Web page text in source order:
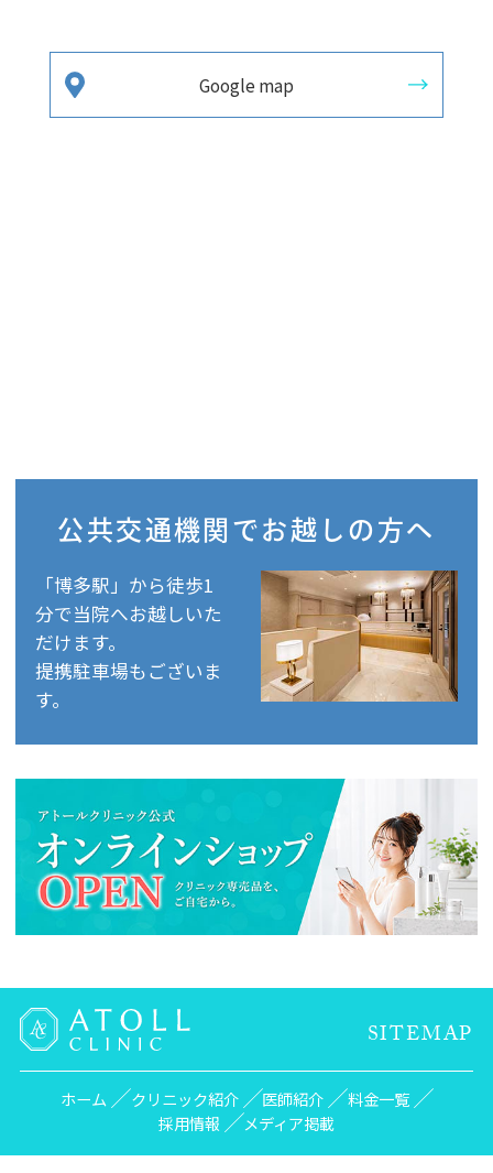
Google map
公共交通機関で お越しの方へ
「博多駅」から徒歩1
分で当院へお越しいた
だけます。
提携駐車場もございま
す。
SITEMAP
ホーム クリニック紹介 医師紹介
料金一覧
採用情報
メディア掲載